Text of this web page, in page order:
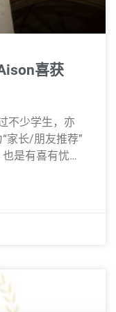
喜获
不少学生，亦
家长/朋友推荐”
是有喜有忧…